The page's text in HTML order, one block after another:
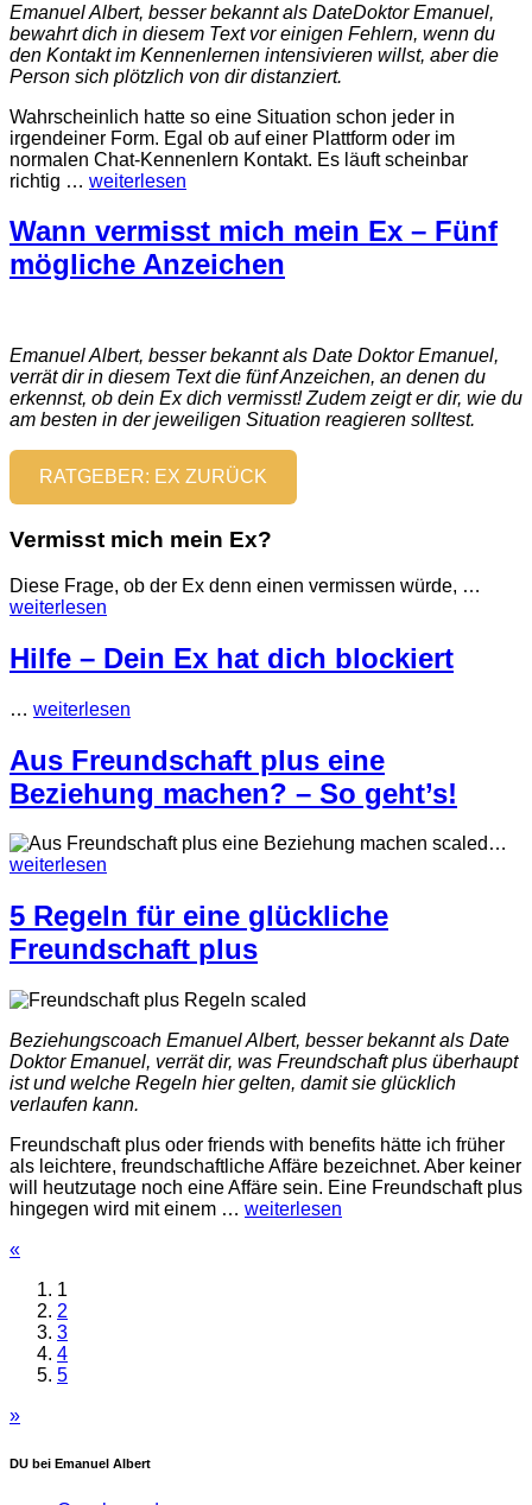
Emanuel Albert, besser bekannt als DateDoktor Emanuel,
bewahrt dich in diesem Text vor einigen Fehlern, wenn du
den Kontakt im Kennenlernen intensivieren willst, aber die
Person sich plötzlich von dir distanziert.
Wahrscheinlich hatte so eine Situation schon jeder in
irgendeiner Form. Egal ob auf einer Plattform oder im
normalen Chat-Kennenlern Kontakt. Es läuft scheinbar
richtig … weiterlesen
Wann vermisst mich mein Ex – Fünf
mögliche Anzeichen
Emanuel Albert, besser bekannt als Date Doktor Emanuel,
verrät dir in diesem Text die fünf Anzeichen, an denen du
erkennst, ob dein Ex dich vermisst! Zudem zeigt er dir, wie du
am besten in der jeweiligen Situation reagieren solltest.
RATGEBER: EX ZURÜCK
Vermisst mich mein Ex?
Diese Frage, ob der Ex denn einen vermissen würde, …
weiterlesen
Hilfe – Dein Ex hat dich blockiert
… weiterlesen
Aus Freundschaft plus eine
Beziehung machen? – So geht’s!
…
weiterlesen
5 Regeln für eine glückliche
Freundschaft plus
Beziehungscoach Emanuel Albert, besser bekannt als Date
Doktor Emanuel, verrät dir, was Freundschaft plus überhaupt
ist und welche Regeln hier gelten, damit sie glücklich
verlaufen kann.
Freundschaft plus oder friends with benefits hätte ich früher
als leichtere, freundschaftliche Affäre bezeichnet. Aber keiner
will heutzutage noch eine Affäre sein. Eine Freundschaft plus
hingegen wird mit einem … weiterlesen
«
1
2
3
4
5
»
DU bei Emanuel Albert